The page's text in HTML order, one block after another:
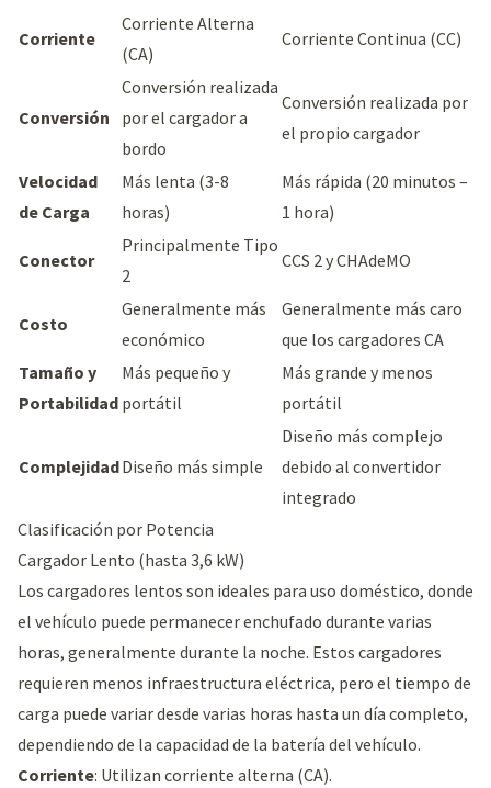
Corriente
Corriente Alterna
(CA)
Corriente Continua (CC)
Conversión
Conversión realizada
por el cargador a
bordo
Conversión realizada por
el propio cargador
Velocidad
de Carga
Más lenta (3-8
horas)
Más rápida (20 minutos –
1 hora)
Conector
Principalmente Tipo
2
CCS 2 y CHAdeMO
Costo
Generalmente más
económico
Generalmente más caro
que los cargadores CA
Tamaño y
Portabilidad
Más pequeño y
portátil
Más grande y menos
portátil
ComplejidadDiseño más simple
Diseño más complejo
debido al convertidor
integrado
Clasificación por Potencia
Cargador Lento (hasta 3,6 kW)
Los cargadores lentos son ideales para uso doméstico, donde
el vehículo puede permanecer enchufado durante varias
horas, generalmente durante la noche. Estos cargadores
requieren menos infraestructura eléctrica, pero el tiempo de
carga puede variar desde varias horas hasta un día completo,
dependiendo de la capacidad de la batería del vehículo.
Corriente: Utilizan corriente alterna (CA).